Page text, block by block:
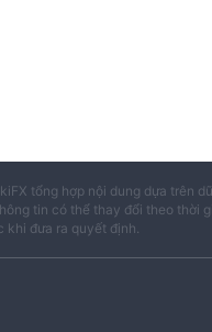
tổng hợp nội dung dựa trên
tin có thể thay đổi theo thời
khi đưa ra quyết định.